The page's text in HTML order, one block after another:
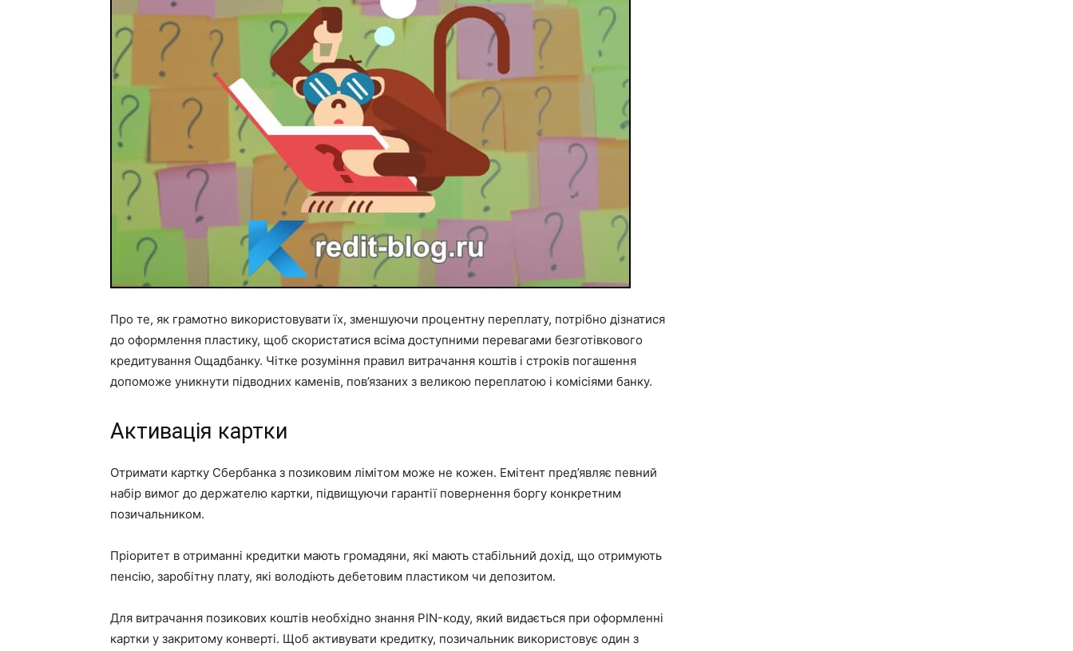
Про те, як грамотно використовувати їх, зменшуючи процентну переплату, потрібно дізнатися
до оформлення пластику, щоб скористатися всіма доступними перевагами безготівкового
кредитування Ощадбанку. Чітке розуміння правил витрачання коштів і строків погашення
допоможе уникнути підводних каменів, пов’язаних з великою переплатою і комісіями банку.
Активація картки
Отримати картку Сбербанка з позиковим лімітом може не кожен. Емітент пред’являє певний
набір вимог до держателю картки, підвищуючи гарантії повернення боргу конкретним
позичальником.
Пріоритет в отриманні кредитки мають громадяни, які мають стабільний дохід, що отримують
пенсію, заробітну плату, які володіють дебетовим пластиком чи депозитом.
Для витрачання позикових коштів необхідно знання PIN-коду, який видається при оформленні
картки у закритому конверті. Щоб активувати кредитку, позичальник використовує один з